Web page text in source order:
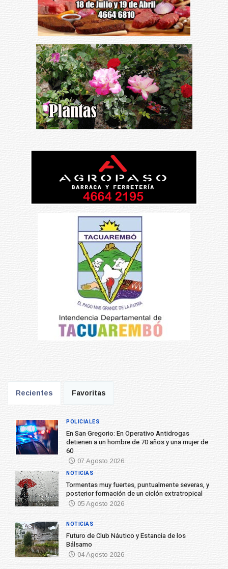
Recientes Favoritas
En San Gregorio: En Operativo Antidrogas
detienen a un hombre de 70 años y una mujer de
60
07 Agosto 2026
POLICIALES
Tormentas muy fuertes, puntualmente severas, y
posterior formación de un ciclón extratropical
05 Agosto 2026
NOTICIAS
Futuro de Club Náutico y Estancia de los
Bálsamo
04 Agosto 2026
NOTICIAS